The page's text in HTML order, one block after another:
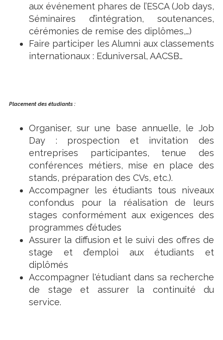
aux événement phares de l’ESCA (Job days,
Séminaires d’intégration, soutenances,
cérémonies de remise des diplômes,…)
Faire participer les Alumni aux classements
internationaux : Eduniversal, AACSB…
Placement des étudiants :
Organiser, sur une base annuelle, le Job
Day : prospection et invitation des
entreprises participantes, tenue des
conférences métiers, mise en place des
stands, préparation des CVs, etc.).
Accompagner les étudiants tous niveaux
confondus pour la réalisation de leurs
stages conformément aux exigences des
programmes d’études
Assurer la diffusion et le suivi des offres de
stage et d’emploi aux étudiants et
diplômés
Accompagner l'étudiant dans sa recherche
de stage et assurer la continuité du
service.